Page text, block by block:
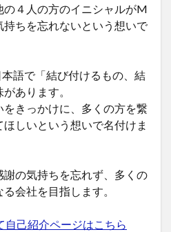
４人の方のイニシャルがM
ちを忘れないという想いで
語で「結び付けるもの、結
あります。
きっかけに、多くの方を繋
しいという想いで名付けま
の気持ちを忘れず、多くの
会社を目指します。
自己紹介ページはこちら